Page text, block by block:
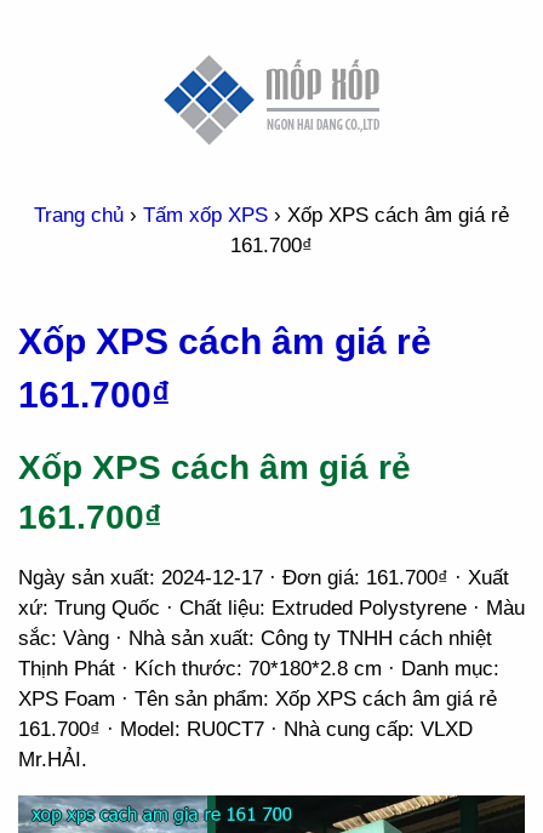
Trang chủ › Tấm xốp XPS › Xốp XPS cách âm giá rẻ
161.700₫
Xốp XPS cách âm giá rẻ
161.700₫
Xốp XPS cách âm giá rẻ
161.700₫
Ngày sản xuất: 2024-12-17 · Đơn giá: 161.700₫ · Xuất
xứ: Trung Quốc · Chất liệu: Extruded Polystyrene · Màu
sắc: Vàng · Nhà sản xuất: Công ty TNHH cách nhiệt
Thịnh Phát · Kích thước: 70*180*2.8 cm · Danh mục:
XPS Foam · Tên sản phẩm: Xốp XPS cách âm giá rẻ
161.700₫ · Model: RU0CT7 · Nhà cung cấp: VLXD
Mr.HẢI.